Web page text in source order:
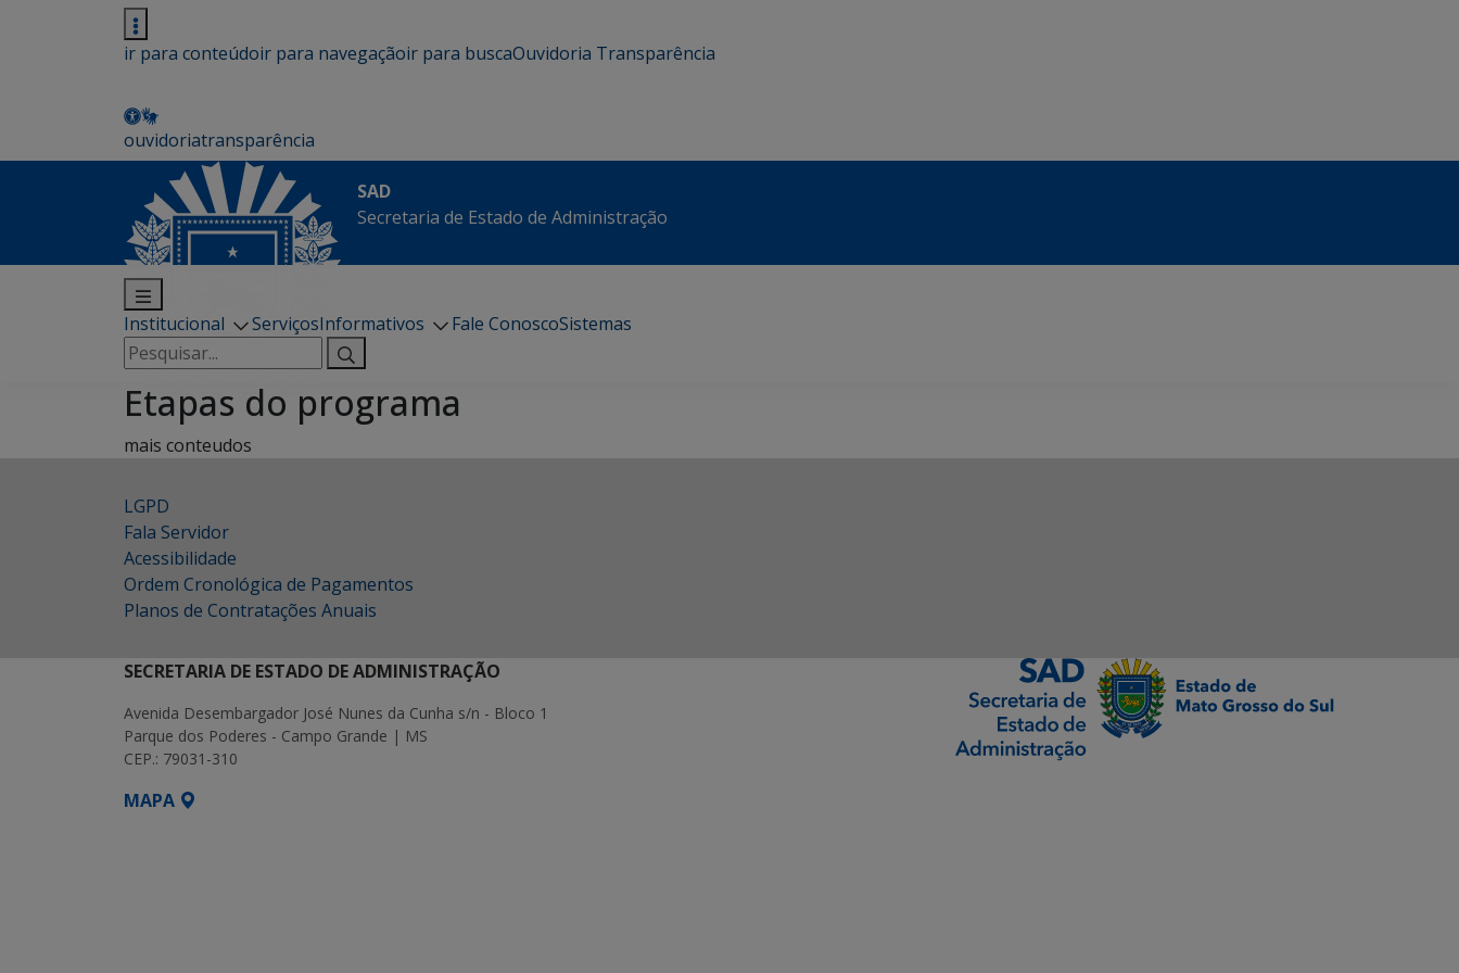
ir para conteúdoir para navegaçãoir para buscaOuvidoria Transparência
ouvidoriatransparência
SAD
Secretaria de Estado de Administração
Institucional ServiçosInformativos Fale ConoscoSistemas
Pesquisar
por:
Etapas do programa
mais conteudos
LGPD
Fala Servidor
Acessibilidade
Ordem Cronológica de Pagamentos
Planos de Contratações Anuais
SECRETARIA DE ESTADO DE ADMINISTRAÇÃO
Avenida Desembargador José Nunes da Cunha s/n - Bloco 1
Parque dos Poderes - Campo Grande | MS
CEP.: 79031-310
MAPA